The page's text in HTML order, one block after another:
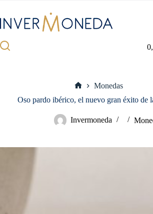
contenido
Monedas
Oso pardo ibérico, el nuevo gran éxito de
Invermoneda